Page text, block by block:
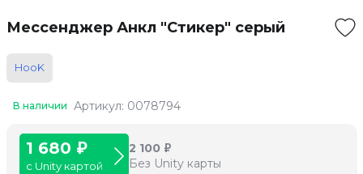
Мессенджер Анкл "Стикер" серый
HooK
В наличии Артикул: 0078794
1 680 ₽
с Unity картой
2 100 ₽
Без Unity карты